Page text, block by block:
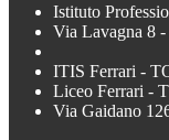
Istituto
Via Lavagna 8
ITIS Ferrari -
Liceo Ferrari -
Via Gaidano